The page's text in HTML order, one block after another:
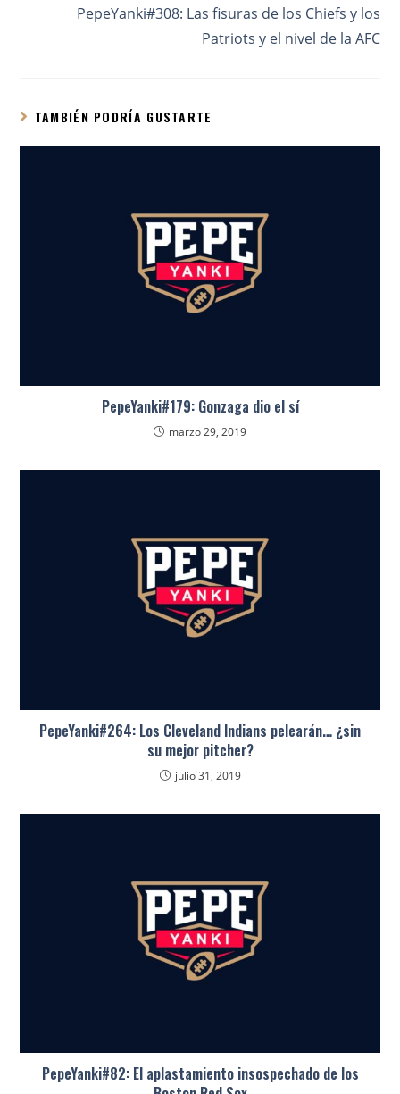
PepeYanki#308: Las fisuras de los Chiefs y los
Patriots y el nivel de la AFC
TAMBIÉN PODRÍA GUSTARTE
PepeYanki#179: Gonzaga dio el sí
marzo 29, 2019
PepeYanki#264: Los Cleveland Indians pelearán… ¿sin
su mejor pitcher?
julio 31, 2019
PepeYanki#82: El aplastamiento insospechado de los